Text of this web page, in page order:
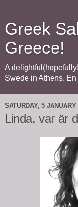
Greek
Greece!
A
Swede in Athens.
SATURDAY, 5 JANUARY
Linda, var är